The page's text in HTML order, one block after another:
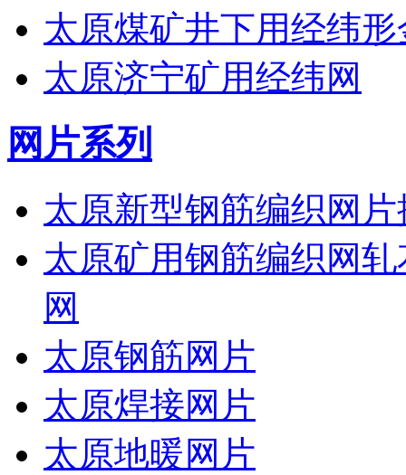
太原煤矿井下用经纬
太原济宁矿用经纬网
网片系列
太原新型钢筋编织网
太原矿用钢筋编织网
网
太原钢筋网片
太原焊接网片
太原地暖网片